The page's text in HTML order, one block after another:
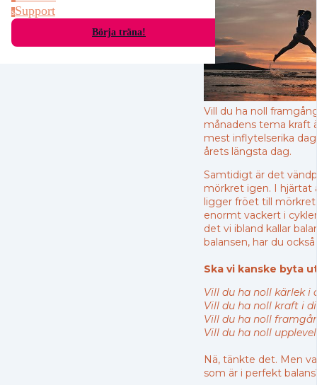
sSupport
Börja träna!
Vill du ha noll
månadens tema kraft
mest inflytelserika
årets längsta dag.
Samtidigt är det
mörkret igen. I hjärtat
ligger fröet till
enormt vackert i
det vi ibland kallar
balansen, har du
Ska vi kanske byta
Vill du ha noll kärlek i
Vill du ha noll kraft i
Vill du ha noll
Vill du ha noll
Nä, tänkte det. Men
som är i perfekt